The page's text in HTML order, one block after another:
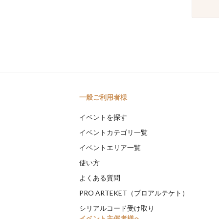
一般ご利用者様
イベントを探す
イベントカテゴリ一覧
イベントエリア一覧
使い方
よくある質問
PRO ARTEKET（プロアルテケト）
シリアルコード受け取り